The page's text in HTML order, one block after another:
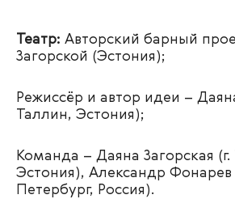
Театр: Авторский барный
Загорской (Эстония);
Режиссёр и автор идеи –
Таллин, Эстония);
Команда – Даяна Загорская (г.
Эстония), Александр Фонарев
Петербург, Россия).